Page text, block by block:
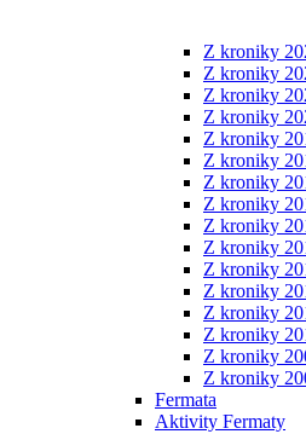
Z kroniky
Z kroniky
Z kroniky
Z kroniky
Z kroniky
Z kroniky
Z kroniky
Z kroniky
Z kroniky
Z kroniky
Z kroniky
Z kroniky
Z kroniky
Z kroniky
Z kroniky
Z kroniky
Fermata
Aktivity Fermaty